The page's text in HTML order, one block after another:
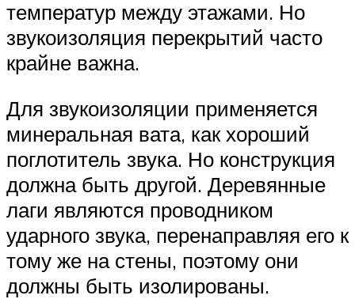
температур между этажами. Но
звукоизоляция перекрытий часто
крайне важна.
Для звукоизоляции применяется
минеральная вата, как хороший
поглотитель звука. Но конструкция
должна быть другой. Деревянные
лаги являются проводником
ударного звука, перенаправляя его к
тому же на стены, поэтому они
должны быть изолированы.